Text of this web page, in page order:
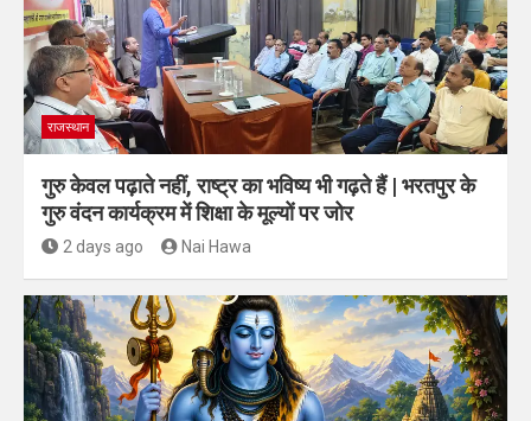
राजस्थान
गुरु केवल पढ़ाते नहीं, राष्ट्र का भविष्य भी गढ़ते हैं | भरतपुर के
गुरु वंदन कार्यक्रम में शिक्षा के मूल्यों पर जोर
2 days ago Nai Hawa